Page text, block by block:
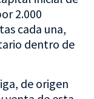
2.000
cada una,
dentro de
de origen